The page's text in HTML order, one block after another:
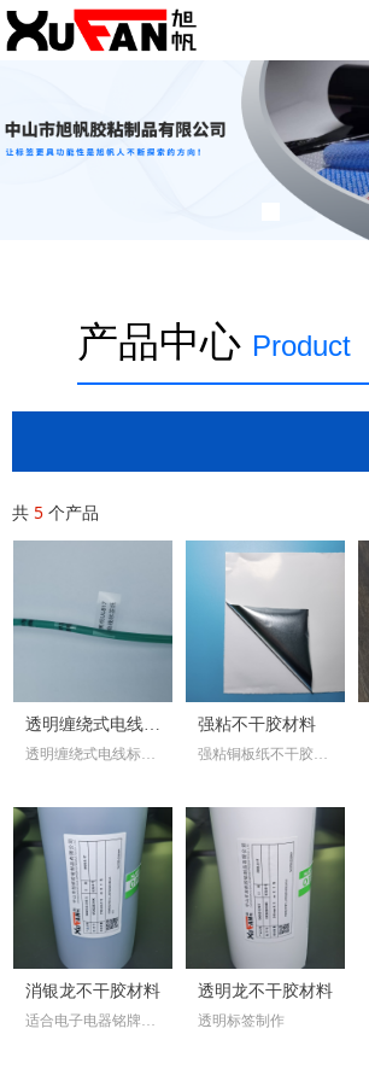
产品中心 Product
共 5 个产品
透明缠绕式电线标
签材料
透明缠绕式电线标签
强粘不干胶材料
强粘铜板纸不干胶标
消银龙不干胶材料
适合电子电器铭牌标
透明龙不干胶材料
透明标签制作